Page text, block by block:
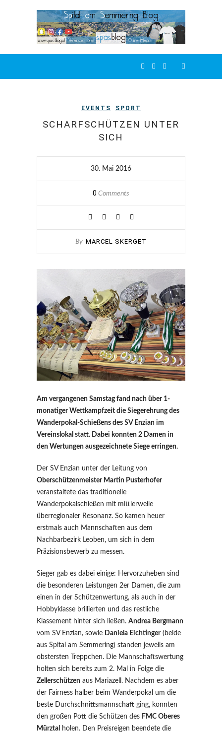
EVENTS SPORT
SCHARFSCHÜTZEN UNTER
SICH
30. Mai 2016
0 Comments
By MARCEL SKERGET
Am vergangenen Samstag fand nach über 1-
monatiger Wettkampfzeit die Siegerehrung des
Wanderpokal-Schießens des SV Enzian im
Vereinslokal statt. Dabei konnten 2 Damen in
den Wertungen ausgezeichnete Siege erringen.
Der SV Enzian unter der Leitung von
Oberschützenmeister Martin Pusterhofer
veranstaltete das traditionelle
Wanderpokalschießen mit mittlerweile
überregionaler Resonanz. So kamen heuer
erstmals auch Mannschaften aus dem
Nachbarbezirk Leoben, um sich in dem
Präzisionsbewerb zu messen.
Sieger gab es dabei einige: Hervorzuheben sind
die besonderen Leistungen 2er Damen, die zum
einen in der Schützenwertung, als auch in der
Hobbyklasse brillierten und das restliche
Klassement hinter sich ließen. Andrea Bergmann
vom SV Enzian, sowie Daniela Eichtinger(beide
aus Spital am Semmering) standen jeweils am
obstersten Treppchen. Die Mannschaftswertung
holten sich bereits zum 2. Mal in Folge die
Zellerschützen aus Mariazell. Nachdem es aber
der Fairness halber beim Wanderpokal um die
beste Durchschnittsmannschaft ging, konnten
den großen Pott die Schützen des FMC Oberes
Mürztal
holen. Den Preisreigen beendete die